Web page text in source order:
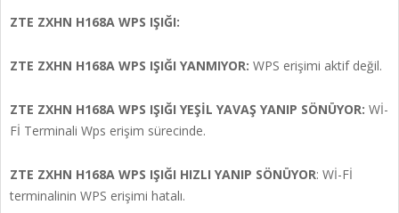
ZTE ZXHN H168A WPS IŞIĞI:
ZTE ZXHN H168A WPS IŞIĞI YANMIYOR: WPS erişimi aktif değil.
ZTE ZXHN H168A WPS IŞIĞI YEŞİL YAVAŞ YANIP SÖNÜYOR: Wİ-
Fİ Terminali Wps erişim sürecinde.
ZTE ZXHN H168A WPS IŞIĞI HIZLI YANIP SÖNÜYOR: Wİ-Fİ
terminalinin WPS erişimi hatalı.